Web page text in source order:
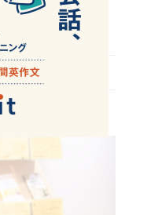
紹介します。